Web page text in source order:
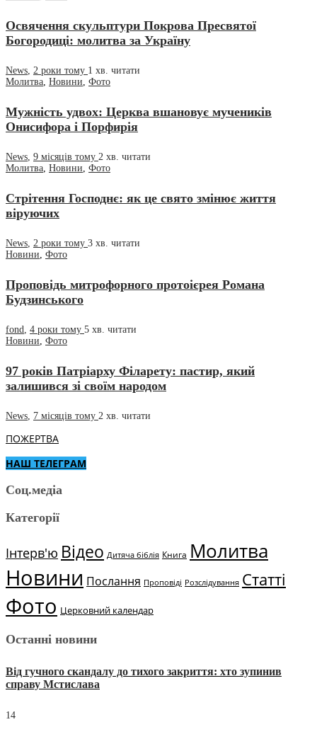
Освячення скульптури Покрова Пресвятої
Богородиці: молитва за Україну
News, 2 роки тому 1 хв. читати
Молитва, Новини, Фото
Мужність удвох: Церква вшановує мучеників
Онисифора і Порфирія
News, 9 місяців тому 2 хв. читати
Молитва, Новини, Фото
Стрітення Господнє: як це свято змінює життя
віруючих
News 2 роки тому 3 хв. читати
Новини Фото
Проповідь митрофорного протоієрея Романа
Будзинського
fond 4 роки тому 5 хв. читати
Новини Фото
97 років Патріарху Філарету: пастир, який
залишився зі своїм народом
News 7 місяців тому 2 хв. читати
ПОЖЕРТВА
НАШ ТЕЛЕГРАМ
Соц.медіа
Категорії
Інтерв'ю Відео Дитяча біблія Книга Молитва
Новини Послання Проповіді Розслідування Статті
Фото Церковний календар
Останні новини
Від гучного скандалу до тихого закриття: хто зупинив
справу Мстислава
14